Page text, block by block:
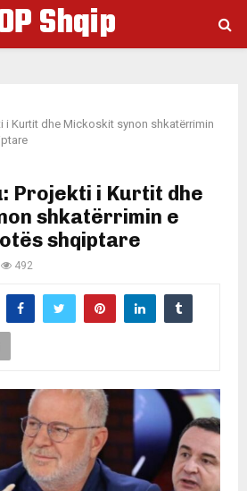
Shqip
i Kurtit dhe Mickoskit synon shkatërrimin
Projekti i Kurtit dhe
shkatërrimin e
shqiptare
492